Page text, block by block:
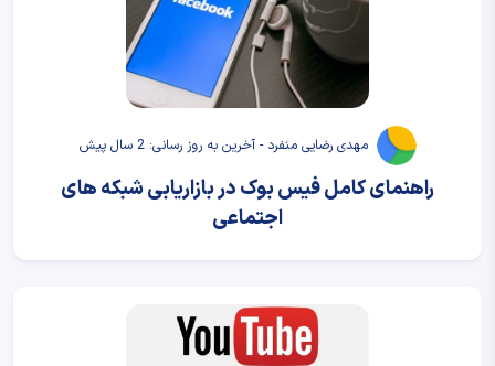
مهدی رضایی منفرد - آخرین به روز رسانی: 2 سال پیش
راهنمای کامل فیس بوک در بازاریابی شبکه های
اجتماعی